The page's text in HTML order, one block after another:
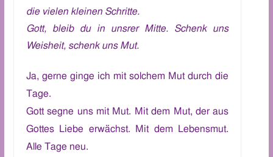
die vielen kleinen Schritte.
Gott, bleib du in unsrer Mitte. Schenk uns
Weisheit, schenk uns Mut.
Ja, gerne ginge ich mit solchem Mut durch die
Tage.
Gottsegne unsmit Mut. Mit dem Mut, der aus
Gottes Liebe erwächst.
Mit dem Lebensmut.
Alle Tage neu.